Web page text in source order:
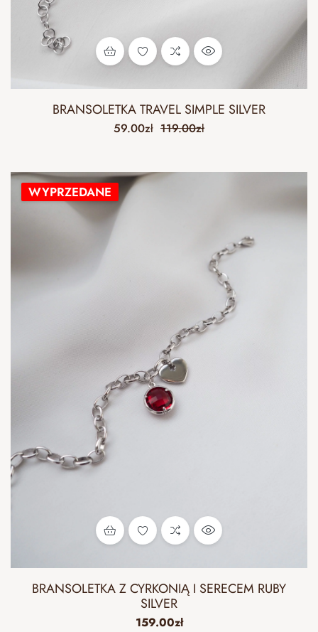
BRANSOLETKA TRAVEL SIMPLE SILVER
119.00zł
59.00zł
WYPRZEDANE
BRANSOLETKA Z CYRKONIĄ I SERECEM RUBY
SILVER
159.00zł